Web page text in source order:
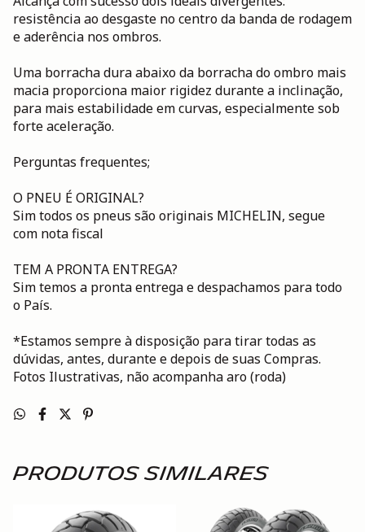
resistência ao desgaste no centro da banda de rodagem
e aderência nos ombros.
Uma borracha dura abaixo da borracha do ombro mais
macia proporciona maior rigidez durante a inclinação,
para mais estabilidade em curvas, especialmente sob
forte aceleração.
Perguntas frequentes;
O PNEU É ORIGINAL?
Sim todos os pneus são originais MICHELIN, segue
com nota fiscal
TEM A PRONTA ENTREGA?
Sim temos a pronta entrega e despachamos para todo
o País.
*Estamos sempre à disposição para tirar todas as
dúvidas, antes, durante e depois de suas Compras.
Fotos Ilustrativas, não acompanha aro (roda)
Produtos similares